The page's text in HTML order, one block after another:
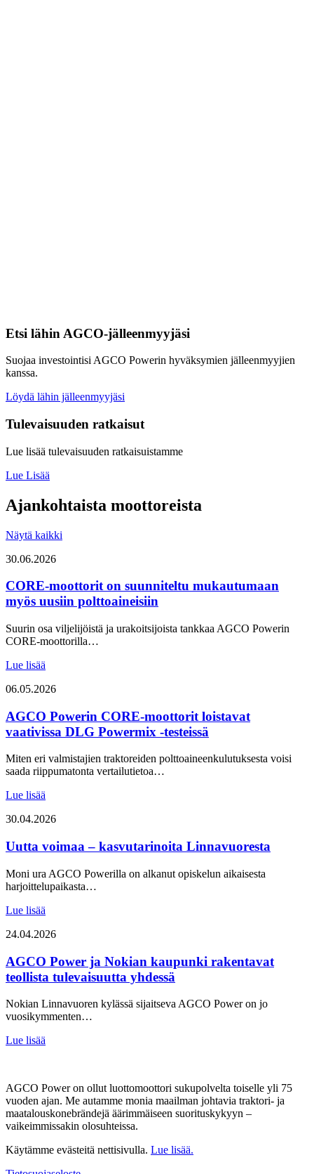
Etsi lähin AGCO-jälleenmyyjäsi
Suojaa investointisi AGCO Powerin hyväksymien jälleenmyyjien
kanssa.
Löydä lähin jälleenmyyjäsi
Tulevaisuuden ratkaisut
Lue lisää tulevaisuuden ratkaisuistamme
Lue Lisää
Ajankohtaista moottoreista
Näytä kaikki
30.06.2026
CORE-moottorit on suunniteltu mukautumaan
myös uusiin polttoaineisiin
Suurin osa viljelijöistä ja urakoitsijoista tankkaa AGCO Powerin
CORE-moottorilla…
Lue lisää
06.05.2026
AGCO Powerin CORE-moottorit loistavat
vaativissa DLG Powermix -testeissä
Miten eri valmistajien traktoreiden polttoaineenkulutuksesta voisi
saada riippumatonta vertailutietoa…
Lue lisää
30.04.2026
Uutta voimaa – kasvutarinoita Linnavuoresta
Moni ura AGCO Powerilla on alkanut opiskelun aikaisesta
harjoittelupaikasta…
Lue lisää
24.04.2026
AGCO Power ja Nokian kaupunki rakentavat
teollista tulevaisuutta yhdessä
Nokian Linnavuoren kylässä sijaitseva AGCO Power on jo
vuosikymmenten…
Lue lisää
AGCO Power on ollut luottomoottori sukupolvelta toiselle yli 75
vuoden ajan. Me autamme monia maailman johtavia traktori- ja
maatalouskonebrändejä äärimmäiseen suorituskykyyn –
vaikeimmissakin olosuhteissa.
Käytämme evästeitä nettisivulla. Lue lisää.